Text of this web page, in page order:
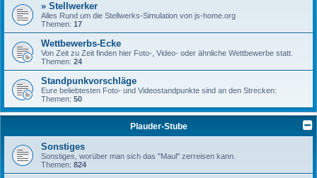
» Stellwerker
Alles Rund um die Stellwerks-Simulation von js-home.org
Themen: 17
Wettbewerbs-Ecke
Von Zeit zu Zeit finden hier Foto-, Video- oder ähnliche Wettbewerbe statt.
Themen: 24
Standpunkvorschläge
Eure beliebtesten Foto- und Videostandpunkte sind an den Strecken:
Themen: 50
Plauder-Stube
Sonstiges
Sonstiges, worüber man sich das "Maul" zerreisen kann.
Themen: 824